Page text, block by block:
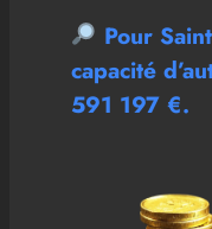
Pour
capacité
591 197 €.